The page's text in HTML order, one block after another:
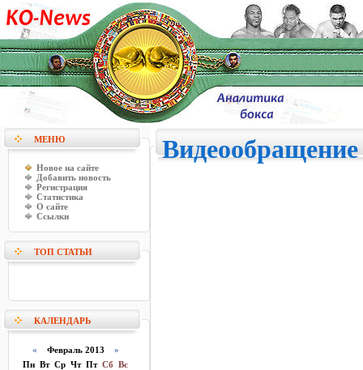
МЕНЮ
Новое на сайте
Добавить новость
Регистрация
Статистика
О сайте
Ссылки
ТОП СТАТЬИ
КАЛЕНДАРЬ
« Февраль 2013 »
Пн Вт Ср Чт Пт Сб Вс
Видеообращение